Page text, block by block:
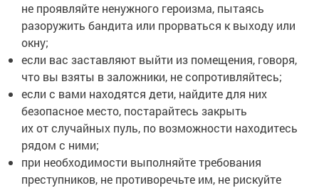
не проявляйте ненужного героизма, пытаясь
разоружить бандита или прорваться к выходу или
окну;
если вас заставляют выйти из помещения, говоря,
что вы взяты в заложники, не сопротивляйтесь;
если с вами находятся дети, найдите для них
безопасное место, постарайтесь закрыть
их от случайных пуль, по возможности находитесь
рядом с ними;
при необходимости выполняйте требования
преступников, не противоречьте им, не рискуйте